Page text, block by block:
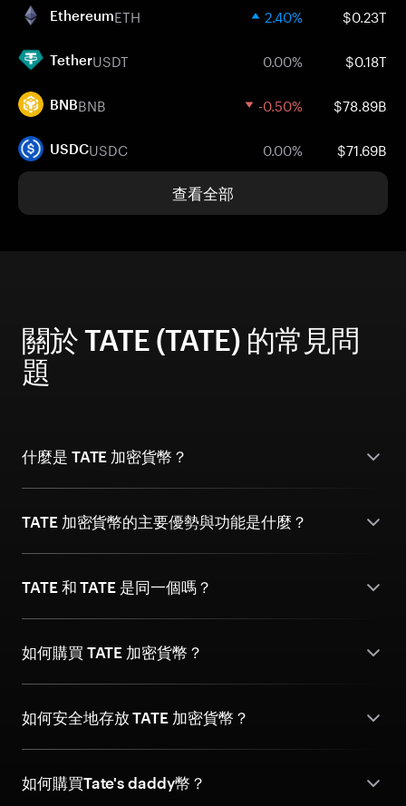
EthereumETH 2.40% $0.23T
TetherUSDT 0.00% $0.18T
BNBBNB -0.50% $78.89B
USDCUSDC 0.00% $71.69B
查看全部
關於 TATE (TATE) 的常見問
題
什麼是 TATE 加密貨幣？
TATE 加密貨幣的主要優勢與功能是什麼？
TATE 和 TATE 是同一個嗎？
如何購買 TATE 加密貨幣？
如何安全地存放 TATE 加密貨幣？
如何購買Tate's daddy幣？